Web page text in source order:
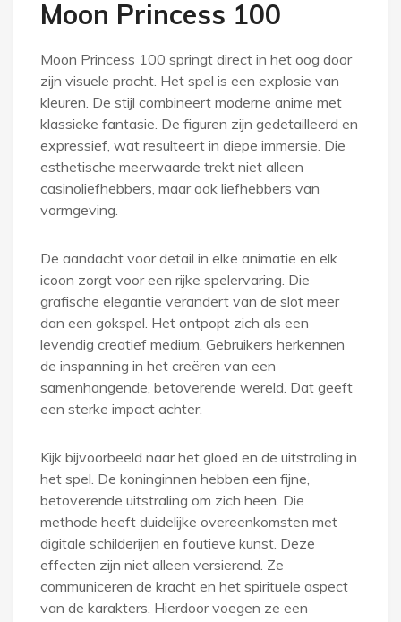
Moon Princess 100
Moon Princess 100 springt direct in het oog door
zijn visuele pracht. Het spel is een explosie van
kleuren. De stijl combineert moderne anime met
klassieke fantasie. De figuren zijn gedetailleerd en
expressief, wat resulteert in diepe immersie. Die
esthetische meerwaarde trekt niet alleen
casinoliefhebbers, maar ook liefhebbers van
vormgeving.
De aandacht voor detail in elke animatie en elk
icoon zorgt voor een rijke spelervaring. Die
grafische elegantie verandert van de slot meer
dan een gokspel. Het ontpopt zich als een
levendig creatief medium. Gebruikers herkennen
de inspanning in het creëren van een
samenhangende, betoverende wereld. Dat geeft
een sterke impact achter.
Kijk bijvoorbeeld naar het gloed en de uitstraling in
het spel. De koninginnen hebben een fijne,
betoverende uitstraling om zich heen. Die
methode heeft duidelijke overeenkomsten met
digitale schilderijen en foutieve kunst. Deze
effecten zijn niet alleen versierend. Ze
communiceren de kracht en het spirituele aspect
van de karakters. Hierdoor voegen ze een